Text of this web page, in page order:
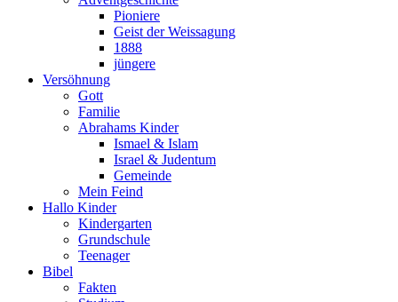
Pioniere
Geist der Weissagung
1888
jüngere
Versöhnung
Gott
Familie
Abrahams Kinder
Ismael & Islam
Israel & Judentum
Gemeinde
Mein Feind
Hallo Kinder
Kindergarten
Grundschule
Teenager
Bibel
Fakten